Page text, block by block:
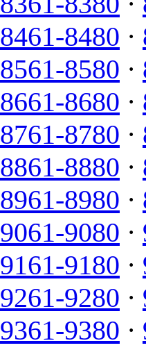
8461-8480 ·
8561-8580 ·
8661-8680 ·
8761-8780 ·
8861-8880 ·
8961-8980 ·
9061-9080 ·
9161-9180 ·
9261-9280 ·
9361-9380 ·